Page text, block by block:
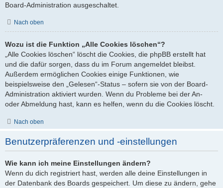
Board-Administration ausgeschaltet.
Nach oben
Wozu ist die Funktion „Alle Cookies löschen“?
„Alle Cookies löschen“ löscht die Cookies, die phpBB erstellt hat
und die dafür sorgen, dass du im Forum angemeldet bleibst.
Außerdem ermöglichen Cookies einige Funktionen, wie
beispielsweise den „Gelesen“-Status – sofern sie von der Board-
Administration aktiviert wurden. Wenn du Probleme bei der An-
oder Abmeldung hast, kann es helfen, wenn du die Cookies löscht.
Nach oben
Benutzerpräferenzen und -einstellungen
Wie kann ich meine Einstellungen ändern?
Wenn du dich registriert hast, werden alle deine Einstellungen in
der Datenbank des Boards gespeichert. Um diese zu ändern, gehe